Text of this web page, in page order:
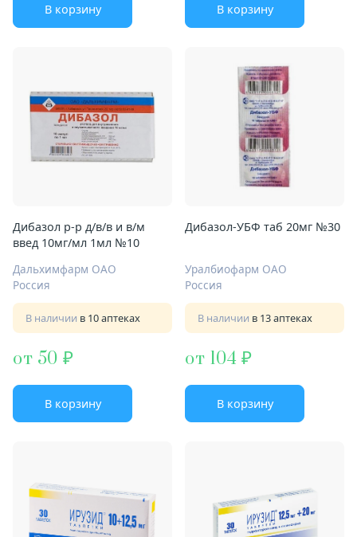
В корзину В корзину
Дибазол р-р д/в/в и в/м
введ 10мг/мл 1мл №10
Дальхимфарм ОАО
Россия
В наличии в 10 аптеках
от 50
В корзину
Дибазол-УБФ таб 20мг №30
Уралбиофарм ОАО
Россия
В наличии в 13 аптеках
от 104
В корзину